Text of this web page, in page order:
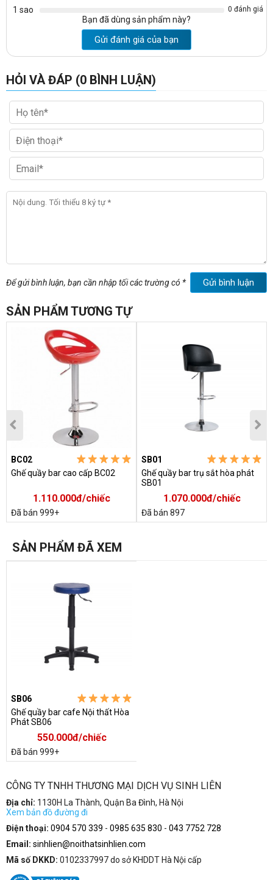
1 sao 0 đánh giá
Bạn đã dùng sản phẩm này?
Gửi đánh giá của bạn
HỎI VÀ ĐÁP (0 BÌNH LUẬN)
Để gửi bình luận, bạn cần nhập tối các trường có * Gửi bình luận
SẢN PHẨM TƯƠNG TỰ
BC02
Ghế quầy bar cao cấp BC02
1.110.000đ/chiếc
Đã bán 999+
SB01
Ghế quầy bar trụ sắt hòa phát
SB01
1.070.000đ/chiếc
Đã bán 897
SẢN PHẨM ĐÃ XEM
SB06
Ghế quầy bar cafe Nội thất Hòa
Phát SB06
550.000đ/chiếc
Đã bán 999+
CÔNG TY TNHH THƯƠNG MẠI DỊCH VỤ SINH LIÊN
Địa chỉ: 1130H La Thành, Quận Ba Đình, Hà Nội
Xem bản đồ đường đi
Điện thoại: 0904 570 339 - 0985 635 830 - 043 7752 728
Email: sinhlien@noithatsinhlien.com
Mã số DKKD: 0102337997 do sở KHDDT Hà Nội cấp